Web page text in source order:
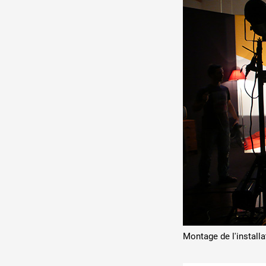
Montage de